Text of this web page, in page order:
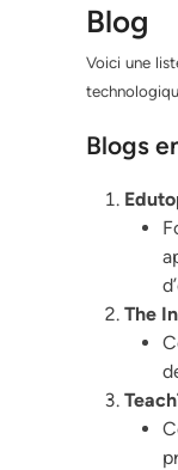
Blog
Voici une
Blogs
The